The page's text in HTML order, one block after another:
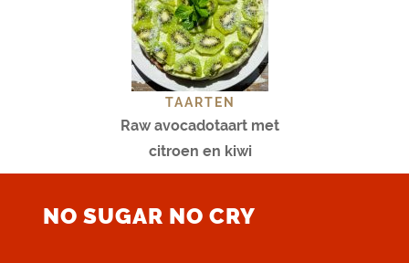
TAARTEN
Raw avocadotaart met
citroen en kiwi
NO SUGAR NO CRY